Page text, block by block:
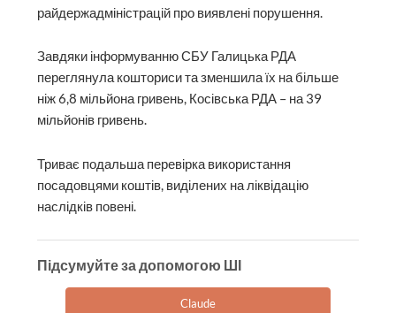
райдержадміністрацій про виявлені порушення.
Завдяки інформуванню СБУ Галицька РДА
переглянула кошториси та зменшила їх на більше
ніж 6,8 мільйона гривень, Косівська РДА – на 39
мільйонів гривень.
Триває подальша перевірка використання
посадовцями коштів, виділених на ліквідацію
наслідків повені.
Підсумуйте за допомогою ШІ
Claude